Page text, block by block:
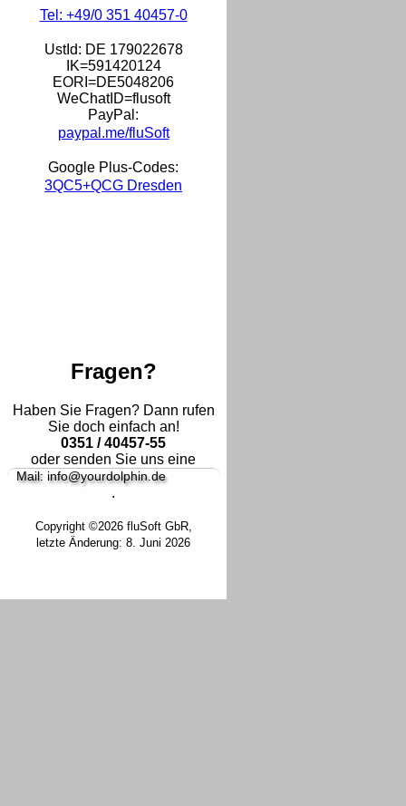
Tel: +49/0 351 40457-0
UstId: DE 179022678
IK=591420124
EORI=DE5048206
WeChatID=flusoft
PayPal:
paypal.me/fluSoft
Google Plus-Codes:
3QC5+QCG Dresden
Fragen?
Haben Sie Fragen? Dann rufen
Sie doch einfach an!
0351 / 40457-55
oder senden Sie uns eine
Mail: info@yourdolphin.de
.
Copyright ©2026 fluSoft GbR,
letzte Änderung: 8. Juni 2026